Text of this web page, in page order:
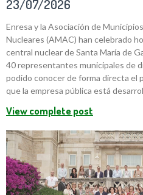
23/07/2026
Enresa y la Asociación de
Nucleares (AMAC) han celebrado
central nuclear de Santa María de
40 representantes municipales de
podido conocer de forma directa el
que la empresa pública está
View complete post